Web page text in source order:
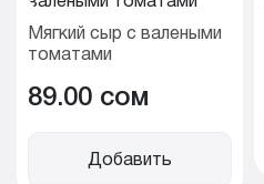
Мягкий сыр с валеными
томатами
89.00 cом
Добавить